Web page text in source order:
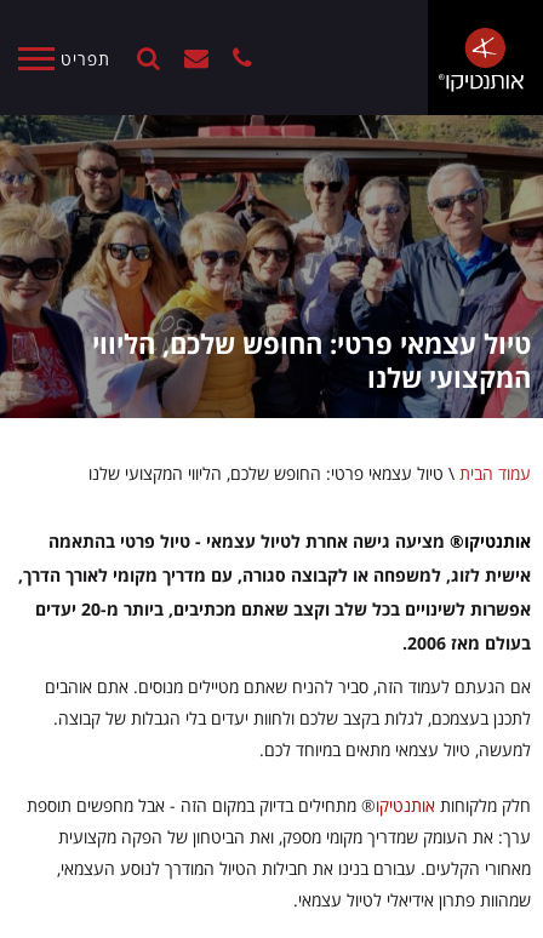
תפריט
טיול עצמאי פרטי: החופש שלכם, הליווי
המקצועי שלנו
עמוד הבית \ טיול עצמאי פרטי: החופש שלכם, הליווי המקצועי שלנו
אותנטיקו® מציעה גישה אחרת לטיול עצמאי - טיול פרטי בהתאמה
אישית לזוג, למשפחה או לקבוצה סגורה, עם מדריך מקומי לאורך הדרך,
אפשרות לשינויים בכל שלב וקצב שאתם מכתיבים, ביותר מ-20 יעדים
בעולם מאז 2006.
אם הגעתם לעמוד הזה, סביר להניח שאתם מטיילים מנוסים. אתם אוהבים
לתכנן בעצמכם, לגלות בקצב שלכם ולחוות יעדים בלי הגבלות של קבוצה.
למעשה, טיול עצמאי מתאים במיוחד לכם.
חלק מלקוחות אותנטיקו® מתחילים בדיוק במקום הזה - אבל מחפשים תוספת
ערך: את העומק שמדריך מקומי מספק, ואת הביטחון של הפקה מקצועית
מאחורי הקלעים. עבורם בנינו את חבילות הטיול המודרך לנוסע העצמאי,
שמהוות פתרון אידיאלי לטיול עצמאי.